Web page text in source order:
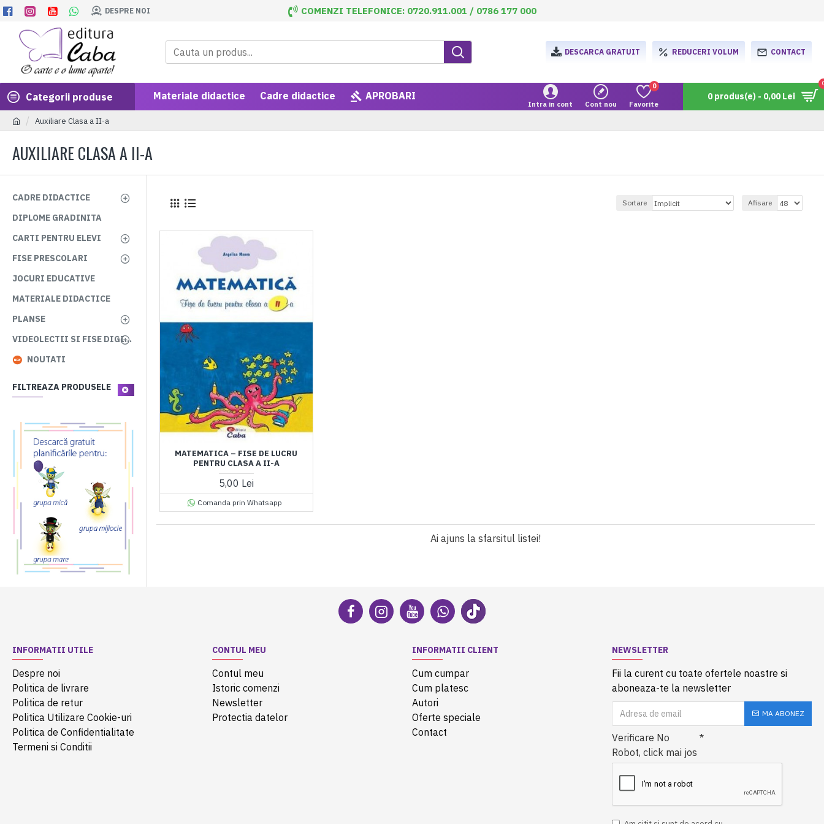
DESPRE NOI COMENZI TELEFONICE: 0720.911.001 / 0786 177 000
DESCARCA GRATUIT REDUCERI VOLUM CONTACT
Categorii produse Materiale didactice Cadre didactice APROBARI
Intra in cont Cont nou Favorite
0
0 produs(e) - 0,00 Lei
Auxiliare Clasa a II-a
AUXILIARE CLASA A II-A
CADRE DIDACTICE
DIPLOME GRADINITA
CARTI PENTRU ELEVI
FISE PRESCOLARI
JOCURI EDUCATIVE
MATERIALE DIDACTICE
PLANSE
VIDEOLECTII SI FISE DIGITALE
NOUTATI
FILTREAZA PRODUSELE
Sortare Afisare
MATEMATICA – FISE DE LUCRU
PENTRU CLASA A II-A
5,00 Lei
Comanda prin Whatsapp
Ai ajuns la sfarsitul listei!
INFORMATII UTILE
Despre noi
Politica de livrare
Politica de retur
Politica Utilizare Cookie-uri
Politica de Confidentialitate
Termeni si Conditii
CONTUL MEU
Contul meu
Istoric comenzi
Newsletter
Protectia datelor
INFORMATII CLIENT
Cum cumpar
Cum platesc
Autori
Oferte speciale
Contact
NEWSLETTER
Fii la curent cu toate ofertele noastre si
aboneaza-te la newsletter
MA ABONEZ
Verificare No
Robot, click mai jos